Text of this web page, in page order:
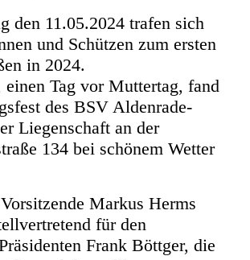
den 11.05.2024 trafen sich
und Schützen zum ersten
in 2024.
Tag vor Muttertag, fand
des BSV Aldenrade-
Liegenschaft an der
134 bei schönem Wetter
Markus Herms
für den
Frank Böttger, die